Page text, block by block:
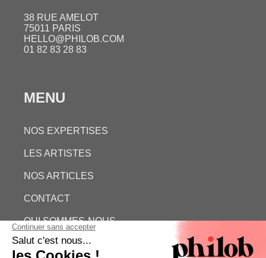
38 RUE AMELOT
75011 PARIS
HELLO@PHILOB.COM
01 82 83 28 83
MENU
NOS EXPERTISES
LES ARTISTES
NOS ARTICLES
CONTACT
QUI SOMMES-NOUS
ESTIMATION GRATUITE